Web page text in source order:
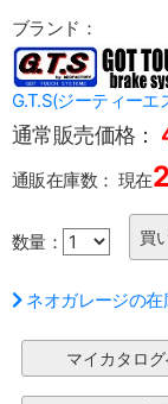
ブランド：
G.T.S(ジーティーエ
通常販売価格：
通販在庫数： 現在
数量：
ネオガレージの在